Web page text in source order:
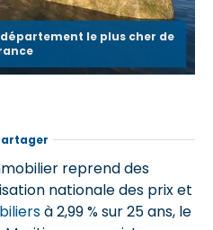
le plus cher de
reprend des
nationale des prix et
à 2,99 % sur 25 ans, le